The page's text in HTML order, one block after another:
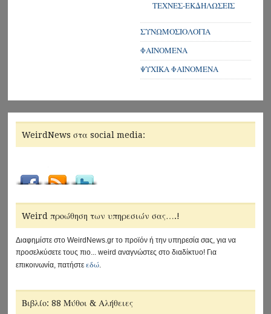
ΤΕΧΝΕΣ-ΕΚΔΗΛΩΣΕΙΣ
ΣΥΝΩΜΟΣΙΟΛΟΓΙΑ
ΦΑΙΝΟΜΕΝΑ
ΨΥΧΙΚΑ ΦΑΙΝΟΜΕΝΑ
WeirdNews στα social media:
Weird προώθηση των υπηρεσιών σας….!
Διαφημίστε στο WeirdNews.gr το προϊόν ή την υπηρεσία σας, για να
προσελκύσετε τους πιο... weird αναγνώστες στο διαδίκτυο! Για
επικοινωνία, πατήστεεδώ.
Βιβλίο: 88 Μύθοι & Αλήθειες